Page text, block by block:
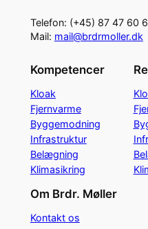
Telefon: (+45) 87 47 60
Mail: mail@brdrmoller.dk
Kompetencer
Kloak
Fjernvarme
Byggemodning
Infrastruktur
Belægning
Klimasikring
Om Brdr. Møller
Kontakt os